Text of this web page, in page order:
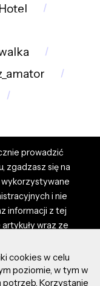
prowadzić
zgadzasz się na
wykorzystywane
i nie
informacji z tej
wraz ze
na portalu są
i właściciel
za tresci
Dodając
cookies w celu
poziomie, w tym w
Korzystanie